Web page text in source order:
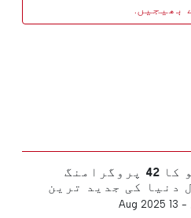
بھیجیں.
پورٹو کا 42 پروگرامنگ
دنیا کی جدید ترین
میں شامل ہے
-
13 Aug 2025